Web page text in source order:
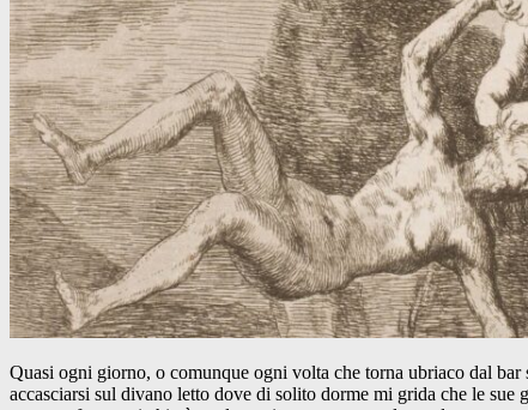
Quasi ogni giorno, o comunque ogni volta che torna ubriaco dal
accasciarsi sul divano letto dove di solito dorme mi grida che le